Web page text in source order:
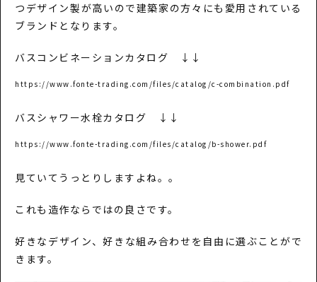
つデザイン製が高いので建築家の方々にも愛用されている
ブランドとなります。
バスコンビネーションカタログ ↓↓
https://www.fonte-trading.com/files/catalog/c-combination.pdf
バスシャワー水栓カタログ ↓↓
https://www.fonte-trading.com/files/catalog/b-shower.pdf
見ていてうっとりしますよね。。
これも造作ならではの良さです。
好きなデザイン、好きな組み合わせを自由に選ぶことがで
きます。